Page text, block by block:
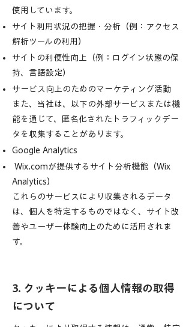
使用しています。
サイト利用状況の把握・分析（例：アクセス
解析ツールの利用）
サイトの利便性向上（例：ログイン状態の保
持、言語設定）
サービス向上のためのマーケティング活動
​​また、当社は、以下の外部サービスまたは機
能を通じて、匿名化されたトラフィックデー
タを収集することがあります。
Google Analytics
Wix.comが提供するサイト分析機能（Wix
Analytics）
これらのサービスにより収集されるデータ
は、個人を特定するものではなく、サイト改
善やユーザー体験向上のために活用されま
す。​
3. クッキーによる個人情報の取得
について